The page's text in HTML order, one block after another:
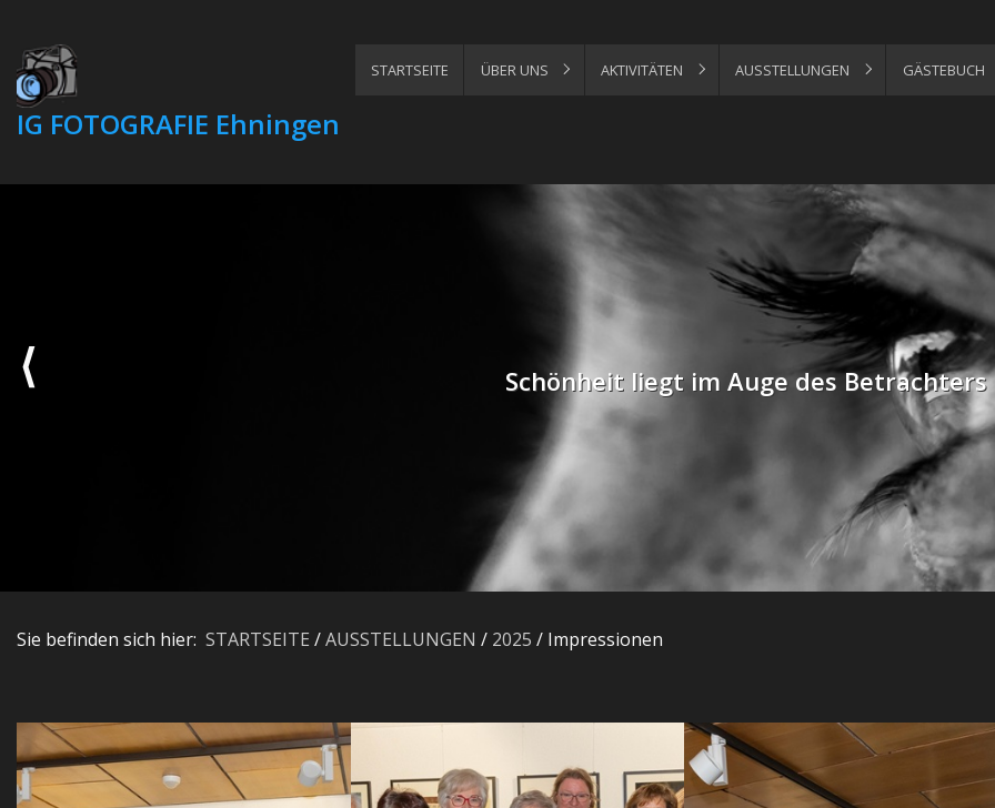
STARTSEITE ÜBER UNS AKTIVITÄTEN AUSSTELLUNGEN GÄSTEBUCH
IG FOTOGRAFIE Ehningen
Schönheit liegt im Auge des Betrachters
Sie befinden sich hier: STARTSEITE /AUSSTELLUNGEN / 2025 / Impressionen